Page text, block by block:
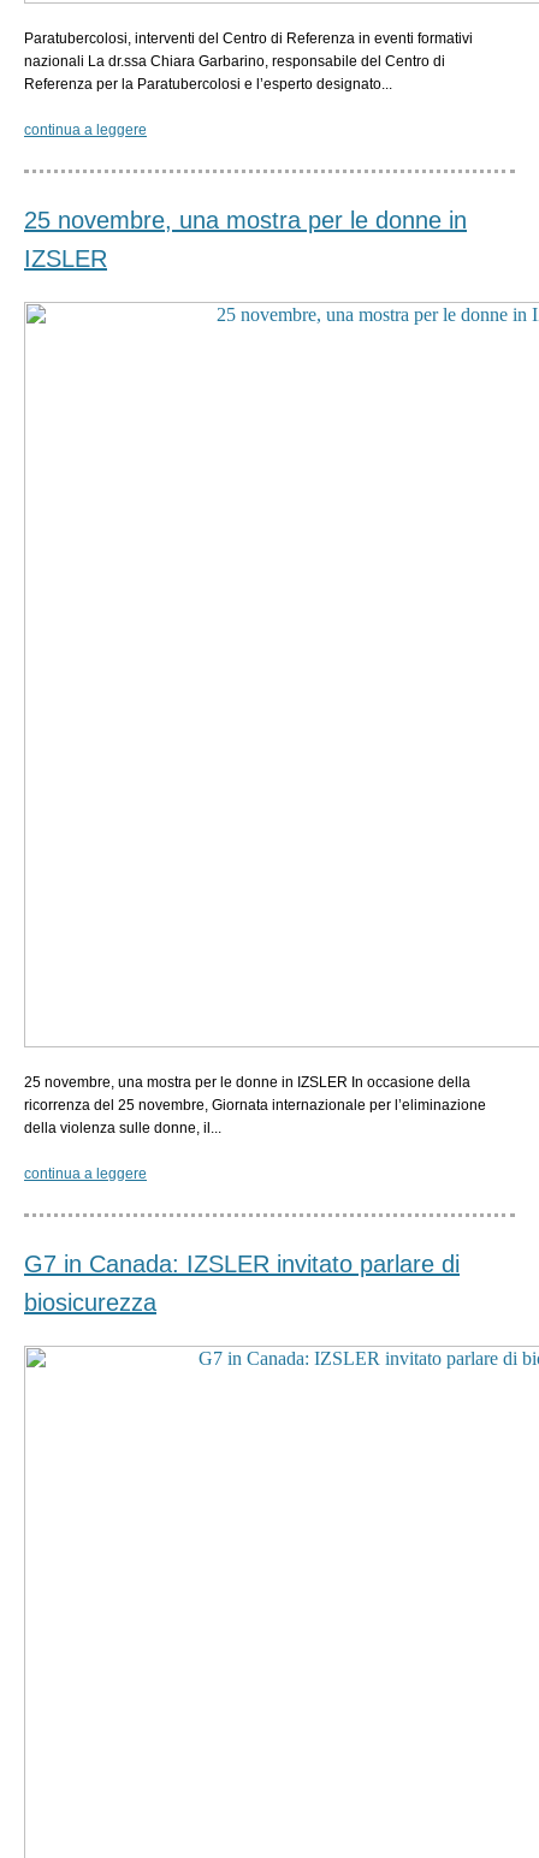
Paratubercolosi, interventi del Centro di Referenza in eventi formativi
nazionali La dr.ssa Chiara Garbarino, responsabile del Centro di
Referenza per la Paratubercolosi e l’esperto designato...
continua a leggere
25 novembre, una mostra per le donne in
IZSLER
25 novembre, una mostra per le donne in IZSLER In occasione della
ricorrenza del 25 novembre, Giornata internazionale per l’eliminazione
della violenza sulle donne, il...
continua a leggere
G7 in Canada: IZSLER invitato parlare di
biosicurezza